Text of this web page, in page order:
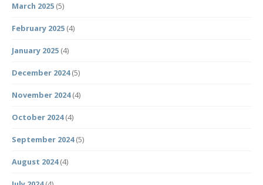
March 2025 (5)
February 2025 (4)
January 2025 (4)
December 2024(5)
November 2024(4)
October 2024(4)
September 2024(5)
August 2024(4)